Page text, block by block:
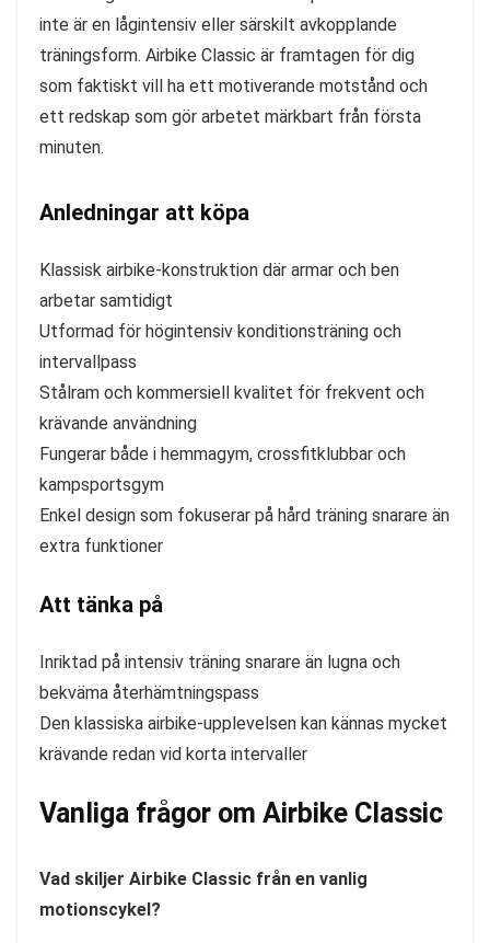
inte är en lågintensiv eller särskilt avkopplande
träningsform. Airbike Classic är framtagen för dig
som faktiskt vill ha ett motiverande motstånd och
ett redskap som gör arbetet märkbart från första
minuten.
Anledningar att köpa
Klassisk airbike-konstruktion där armar och ben
arbetar samtidigt
Utformad för högintensiv konditionsträning och
intervallpass
Stålram och kommersiell kvalitet för frekvent och
krävande användning
Fungerar både i hemmagym, crossfitklubbar och
kampsportsgym
Enkel design som fokuserar på hård träning snarare än
extra funktioner
Att tänka på
Inriktad på intensiv träning snarare än lugna och
bekväma återhämtningspass
Den klassiska airbike-upplevelsen kan kännas mycket
krävande redan vid korta intervaller
Vanliga frågor om Airbike Classic
Vad skiljer Airbike Classic från en vanlig
motionscykel?